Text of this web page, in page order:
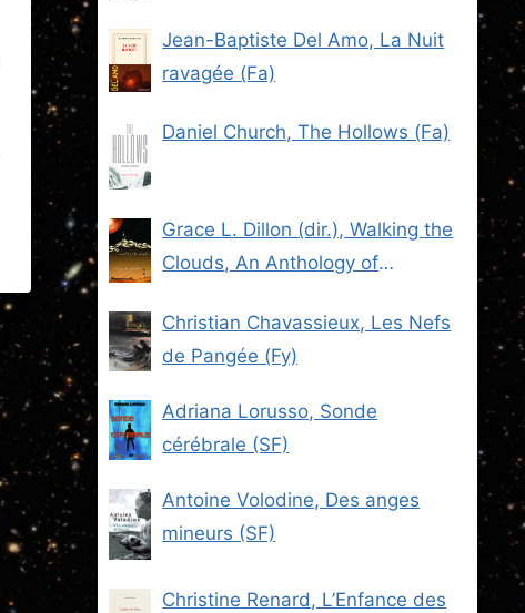
Jean-Baptiste Del Amo, La Nuit
ravagée (Fa)
Daniel Church, The Hollows (Fa)
Grace L. Dillon (dir.), Walking the
Clouds, An Anthology of
Christian Chavassieux, Les Nefs
de Pangée (Fy)
Adriana Lorusso, Sonde
cérébrale (SF)
Antoine Volodine, Des anges
mineurs (SF)
Christine Renard, L’Enfance des